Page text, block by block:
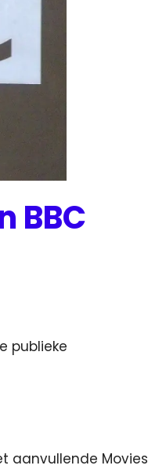
BBC
publieke
aanvullende Movies